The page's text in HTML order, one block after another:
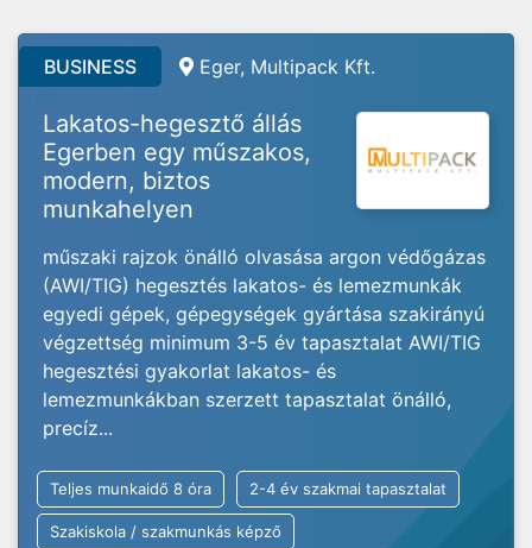
BUSINESS Eger, Multipack Kft.
Lakatos-hegesztő állás
Egerben egy műszakos,
modern, biztos
munkahelyen
műszaki rajzok önálló olvasása argon védőgázas
(AWI/TIG) hegesztés lakatos- és lemezmunkák
egyedi gépek, gépegységek gyártása szakirányú
végzettség minimum 3-5 év tapasztalat AWI/TIG
hegesztési gyakorlat lakatos- és
lemezmunkákban szerzett tapasztalat önálló,
precíz...
Teljes munkaidő 8 óra 2-4 év szakmai tapasztalat
Szakiskola / szakmunkás képző